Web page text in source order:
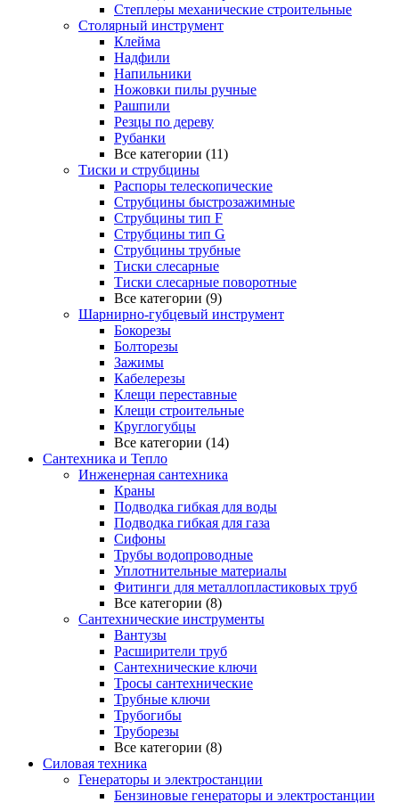
Степлеры механические строительные
Столярный инструмент
Клейма
Надфили
Напильники
Ножовки пилы ручные
Рашпили
Резцы по дереву
Рубанки
Все категории (11)
Тиски и струбцины
Распоры телескопические
Струбцины быстрозажимные
Струбцины тип F
Струбцины тип G
Струбцины трубные
Тиски слесарные
Тиски слесарные поворотные
Все категории (9)
Шарнирно-губцевый инструмент
Бокорезы
Болторезы
Зажимы
Кабелерезы
Клещи переставные
Клещи строительные
Круглогубцы
Все категории (14)
Сантехника и Тепло
Инженерная сантехника
Краны
Подводка гибкая для воды
Подводка гибкая для газа
Сифоны
Трубы водопроводные
Уплотнительные материалы
Фитинги для металлопластиковых труб
Все категории (8)
Сантехнические инструменты
Вантузы
Расширители труб
Сантехнические ключи
Тросы сантехнические
Трубные ключи
Трубогибы
Труборезы
Все категории (8)
Силовая техника
Генераторы и электростанции
Бензиновые генераторы и электростанции